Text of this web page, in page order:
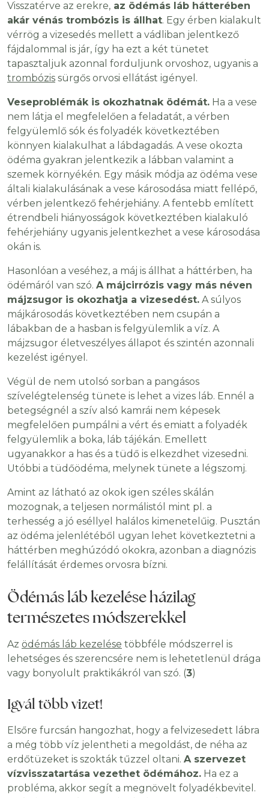
Visszatérve az erekre, az ödémás láb hátterében
akár vénás trombózis is állhat. Egy érben kialakult
vérrög a vizesedés mellett a vádliban jelentkező
fájdalommal is jár, így ha ezt a két tünetet
tapasztaljuk azonnal forduljunk orvoshoz, ugyanis a
trombózis sürgős orvosi ellátást igényel.
Veseproblémák is okozhatnak ödémát. Ha a vese
nem látja el megfelelően a feladatát, a vérben
felgyülemlő sók és folyadék következtében
könnyen kialakulhat a lábdagadás. A vese okozta
ödéma gyakran jelentkezik a lábban valamint a
szemek környékén. Egy másik módja az ödéma vese
általi kialakulásának a vese károsodása miatt fellépő,
vérben jelentkező fehérjehiány. A fentebb említett
étrendbeli hiányosságok következtében kialakuló
fehérjehiány ugyanis jelentkezhet a vese károsodása
okán is.
Hasonlóan a veséhez, a máj is állhat a háttérben, ha
ödémáról van szó. A májcirrózis vagy más néven
májzsugor is okozhatja a vizesedést. A súlyos
májkárosodás következtében nem csupán a
lábakban de a hasban is felgyülemlik a víz. A
májzsugor életveszélyes állapot és szintén azonnali
kezelést igényel.
Végül de nem utolsó sorban a pangásos
szívelégtelenség tünete is lehet a vizes láb. Ennél a
betegségnél a szív alsó kamrái nem képesek
megfelelően pumpálni a vért és emiatt a folyadék
felgyülemlik a boka, láb tájékán. Emellett
ugyanakkor a has és a tüdő is elkezdhet vizesedni.
Utóbbi a tüdőödéma, melynek tünete a légszomj.
Amint az látható az okok igen széles skálán
mozognak, a teljesen normálistól mint pl. a
terhesség a jó eséllyel halálos kimenetelűig. Pusztán
az ödéma jelenlétéből ugyan lehet következtetni a
háttérben meghúzódó okokra, azonban a diagnózis
felállítását érdemes orvosra bízni.
Ödémás láb kezelése házilag
természetes módszerekkel
Az ödémás láb kezelése többféle módszerrel is
lehetséges és szerencsére nem is lehetetlenül drága
vagy bonyolult praktikákról van szó. (3)
Igyál több vizet!
Elsőre furcsán hangozhat, hogy a felvizesedett lábra
a még több víz jelentheti a megoldást, de néha az
erdőtüzeket is szokták tűzzel oltani. A szervezet
vízvisszatartása vezethet ödémához. Ha ez a
probléma, akkor segít a megnövelt folyadékbevitel.